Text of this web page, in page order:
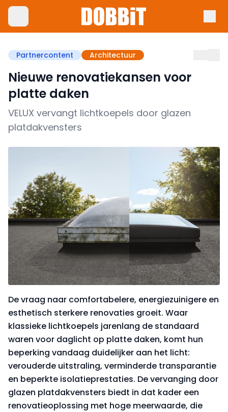
Partnercontent Architectuur
Nieuwe renovatiekansen voor
platte daken
VELUX vervangt lichtkoepels door glazen
platdakvensters
De vraag naar comfortabelere, energiezuinigere en
esthetisch sterkere renovaties groeit. Waar
klassieke lichtkoepels jarenlang de standaard
waren voor daglicht op platte daken, komt hun
beperking vandaag duidelijker aan het licht:
verouderde uitstraling, verminderde transparantie
en beperkte isolatieprestaties. De vervanging door
glazen platdakvensters biedt in dat kader een
renovatieoplossing met hoge meerwaarde, die